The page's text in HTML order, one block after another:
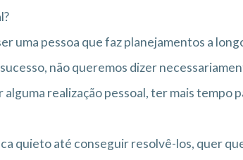
uma pessoa que faz planejamentos a
não queremos dizer
realização pessoal, ter mais tempo
quieto até conseguir resolvê-los, quer